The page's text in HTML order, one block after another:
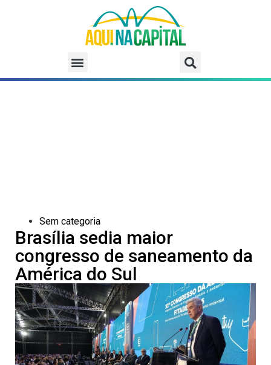
Sem categoria
Brasília sedia maior
congresso de saneamento da
América do Sul